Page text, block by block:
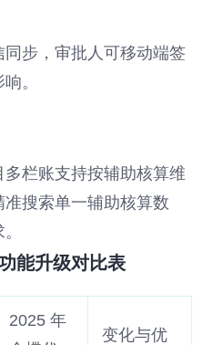
步，审批人可移动端签
。
栏账支持按辅助核算维
搜索单一辅助核算数
能升级对比表
2025 年
变化与优